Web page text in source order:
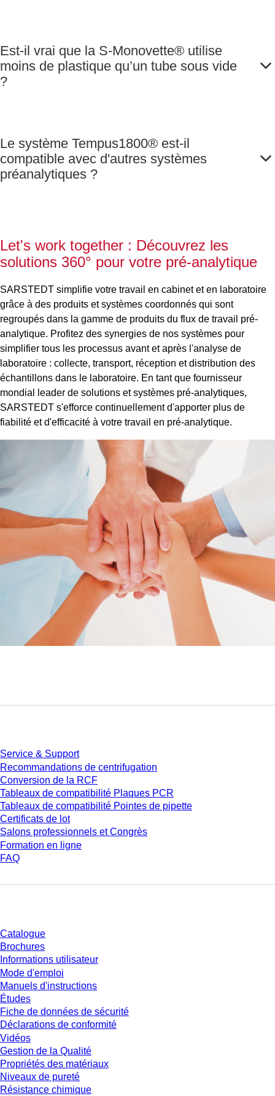
Est-il vrai que la S-Monovette® utilise
moins de plastique qu’un tube sous vide
?
Le système Tempus1800® est-il
compatible avec d'autres systèmes
préanalytiques ?
Let's work together : Découvrez les
solutions 360° pour votre pré-analytique
SARSTEDT simplifie votre travail en cabinet et en laboratoire
grâce à des produits et systèmes coordonnés qui sont
regroupés dans la gamme de produits du flux de travail pré-
analytique. Profitez des synergies de nos systèmes pour
simplifier tous les processus avant et après l'analyse de
laboratoire : collecte, transport, réception et distribution des
échantillons dans le laboratoire. En tant que fournisseur
mondial leader de solutions et systèmes pré-analytiques,
SARSTEDT s'efforce continuellement d'apporter plus de
fiabilité et d'efficacité à votre travail en pré-analytique.
Service & Support
Recommandations de centrifugation
Conversion de la RCF
Tableaux de compatibilité Plaques PCR
Tableaux de compatibilité Pointes de pipette
Certificats de lot
Salons professionnels et Congrès
Formation en ligne
FAQ
Catalogue
Brochures
Informations utilisateur
Mode d'emploi
Manuels d'instructions
Études
Fiche de données de sécurité
Déclarations de conformité
Vidéos
Gestion de la Qualité
Propriétés des matériaux
Niveaux de pureté
Résistance chimique